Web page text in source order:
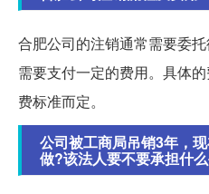
合肥公司的注销通常需要委
需要支付一定的费用。具体
费标准而定。
公司被工商局吊销3年，
做?该法人要不要承担什